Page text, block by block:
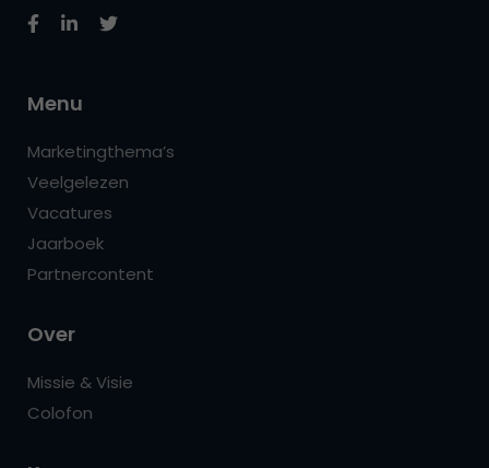
Menu
Marketingthema’s
Veelgelezen
Vacatures
Jaarboek
Partnercontent
Over
Missie & Visie
Colofon